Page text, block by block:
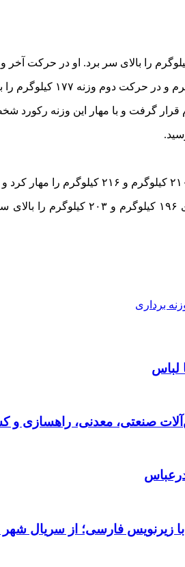
برداری
لباس
صنعتی، معدنی، راهسازی و
با زیرنویس فارسی؛ از سریال